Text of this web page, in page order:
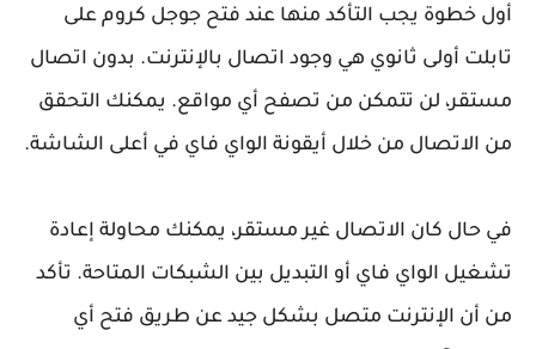
أول خطوة يجب التأكد منها عند فتح جوجل كروم على
تابلت أولى ثانوي هي وجود اتصال بالإنترنت. بدون اتصال
مستقر، لن تتمكن من تصفح أي مواقع. يمكنك التحقق
من الاتصال من خلال أيقونة الواي فاي في أعلى الشاشة.
في حال كان الاتصال غير مستقر، يمكنك محاولة إعادة
تشغيل الواي فاي أو التبديل بين الشبكات المتاحة. تأكد
من أن الإنترنت متصل بشكل جيد عن طريق فتح أي